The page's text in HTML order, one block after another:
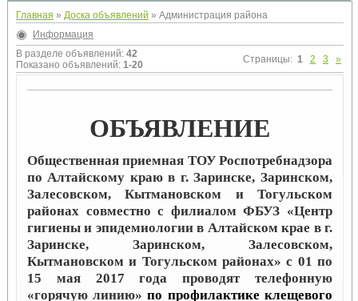
Главная » Доска объявлений » Администрация района
Информация
В разделе объявлений: 42
Показано объявлений: 1-20 Страницы: 1 2 3 »
ОБЪЯВЛЕНИЕ
Общественная приемная ТОУ Роспотребнадзора
по Алтайскому краю в г. Заринске, Заринском,
Залесовском, Кытмановском и Тогульском
районах совместно с филиалом ФБУЗ «Центр
гигиены и эпидемиологии в Алтайском крае в г.
Заринске, Заринском, Залесовском,
Кытмановском и Тогульском районах» с 01 по
15 мая 2017 года проводят телефонную
«горячую линию»по профилактике клещевого